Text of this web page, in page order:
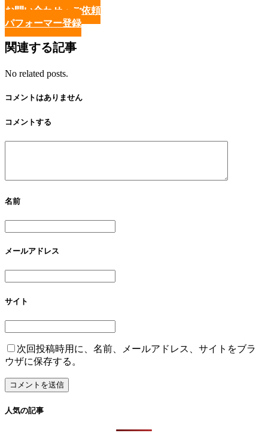
お問い合わせ・ご依頼
パフォーマー登録
関連する記事
No related posts.
コメントはありません
コメントする
名前
メールアドレス
サイト
次回投稿時用に、名前、メールアドレス、サイトをブラ
ウザに保存する。
人気の記事